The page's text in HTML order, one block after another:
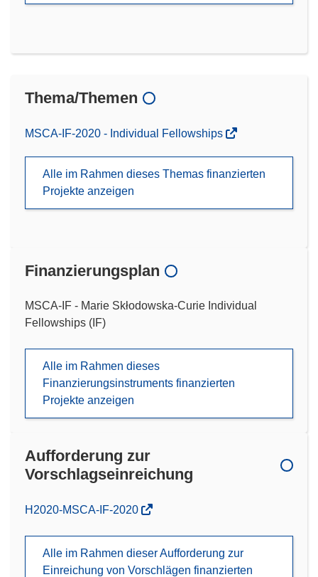
Thema/Themen
MSCA-IF-2020 - Individual Fellowships
Alle im Rahmen dieses Themas finanzierten
Projekte anzeigen
Finanzierungsplan
MSCA-IF - Marie Skłodowska-Curie Individual
Fellowships (IF)
Alle im Rahmen dieses
Finanzierungsinstruments finanzierten
Projekte anzeigen
Aufforderung zur
Vorschlagseinreichung
(öffnet
Fenster)
H2020-MSCA-IF-2020
Alle im Rahmen dieser Aufforderung zur
Einreichung von Vorschlägen finanzierten